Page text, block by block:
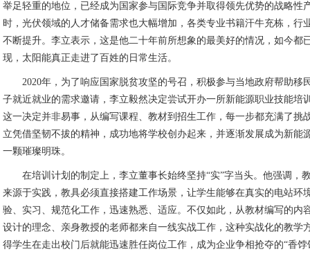
举足轻重的地位，已经成为国家参与国际竞争并取得领先优势的战略性
时，光伏领域的人才储备需求也大幅增加，各类专业书籍汗牛充栋，行
不断提升。李立表示，这是他二十年前所想象的最美好的情况，如今都
现，太阳能真正走进了百姓的日常生活。
2020年，为了响应国家脱贫攻坚的号召，积极参与当地政府帮助移
子就近就业的需求邀请，李立毅然决定尝试开办一所新能源职业技能培
这一决定并非易事，从编写课程、教材到招生工作，每一步都充满了挑
立凭借坚韧不拔的精神，成功地将学校创办起来，并逐渐发展成为新能
一颗璀璨明珠。
在培训计划的制定上，李立董事长始终坚持“实”字当头。他强调，
来源于实践，教具必须直接搭建工作场景，让学生能够在真实的电站环
验、实习、规范化工作，迅速熟悉、适应。不仅如此，从教材编写的内
设计的理念、亲身教授的老师都来自一线实战工作，这种实战化的教学
得学生在走出校门后就能迅速胜任岗位工作，成为企业争相抢夺的“香饽